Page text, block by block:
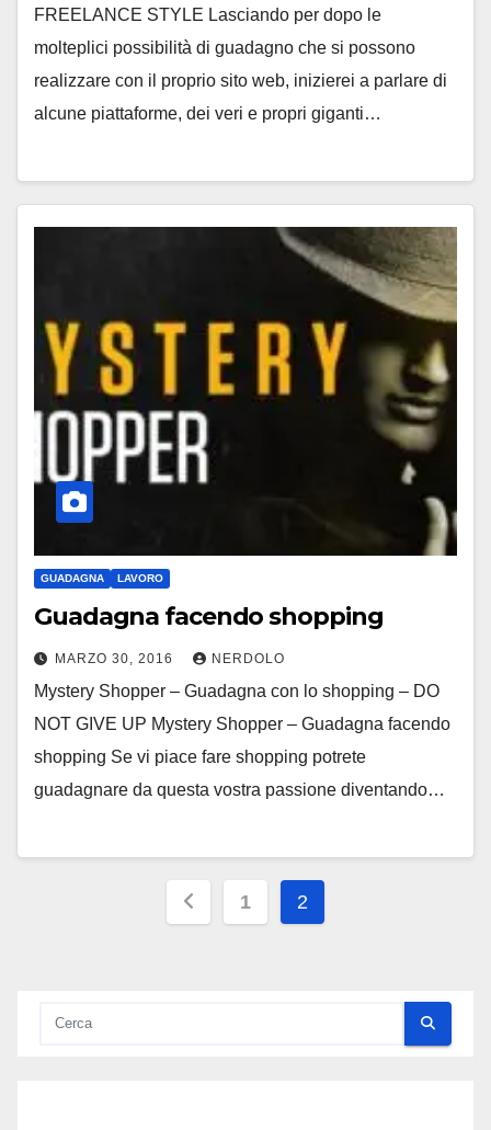
FREELANCE STYLE Lasciando per dopo le
molteplici possibilità di guadagno che si possono
realizzare con il proprio sito web, inizierei a parlare di
alcune piattaforme, dei veri e propri giganti…
GUADAGNA LAVORO
Guadagna facendo shopping
MARZO 30, 2016 NERDOLO
Mystery Shopper – Guadagna con lo shopping – DO
NOT GIVE UP Mystery Shopper – Guadagna facendo
shopping Se vi piace fare shopping potrete
guadagnare da questa vostra passione diventando…
Paginazione
1 2